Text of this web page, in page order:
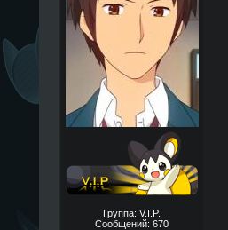
Группа: V.I.P.
Сообщений: 670